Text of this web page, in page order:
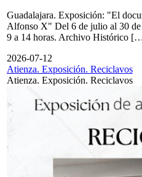
Guadalajara. Exposición: "El
Alfonso X" Del 6 de julio al 30 de
9 a 14 horas. Archivo Histórico
2026-07-12
Atienza. Exposición. Reciclavos
Atienza. Exposición. Reciclavos